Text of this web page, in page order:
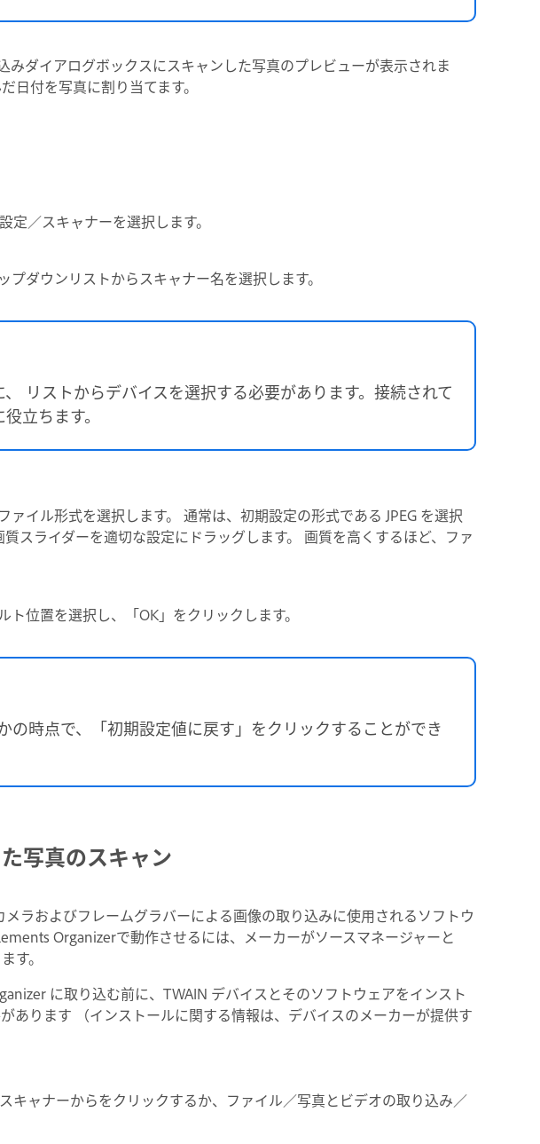
みダイアログボックスにスキャンした写真のプレビューが表示されま
日付を写真に割り当てます。
／スキャナーを選択します。
プダウンリストからスキャナー名を選択します。
リストからデバイスを選択する必要があります。接続されて
立ちます。
イル形式を選択します。 通常は、初期設定の形式である JPEG を選択
質スライダーを適切な設定にドラッグします。 画質を高くするほど、ファ
位置を選択し、「OK」をクリックします。
の時点で、「初期設定値に戻す」をクリックすることができ
写真のスキャン
ラおよびフレームグラバーによる画像の取り込みに使用されるソフトウ
Organizerで動作させるには、メーカーがソースマネージャーと
す。
に取り込む前に、TWAIN デバイスとそのソフトウェアをインスト
あります （インストールに関する情報は、デバイスのメーカーが提供す
キャナーからをクリックするか、ファイル／写真とビデオの取り込み／